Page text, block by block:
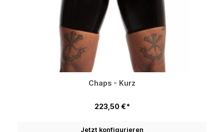
Chaps - Kurz
223,50 €*
Jetzt konfigurieren